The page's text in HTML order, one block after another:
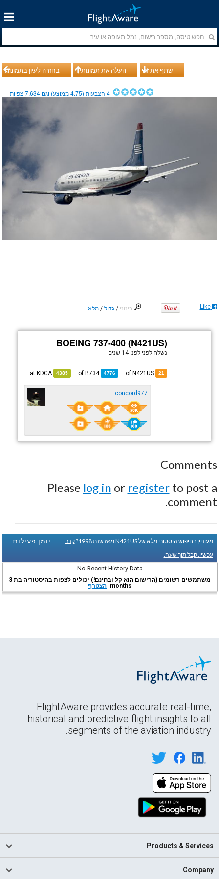
בחזרה לעיון בתמונות העלה את תמונותיך שתף את זה
4הצבעות (4.75ממוצע) וגם 7,634צפיות
בינוני /גדול /מלא Like
BOEING 737-400 (N421US)
נשלח לפני לפני 14 שנים
21
4776
of
B734
4385
KDCA
concord977
Comments
Please log in or registerto post a
comment.
יומן פעילות מעוניין בחיפוש היסטורי מלא של N421US מאז שנת 1998?
קנה
עכשיו. קבל תוך שעה.
No Recent History Data
משתמשים רשומים (הרישום הוא קל ובחינם!) יכולים לצפות בהיסטוריה בת 3
months. הצטרף
FlightAware provides accurate real-time,
historical and predictive flight insights to all
segments of the aviation industry.
Products & Services
Company